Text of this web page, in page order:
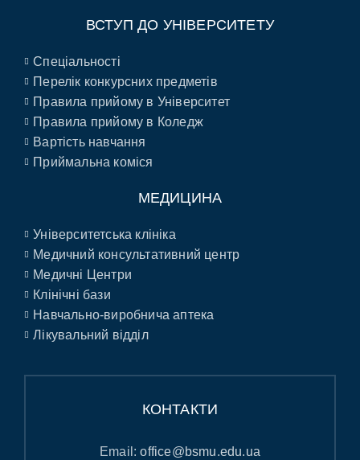
ВСТУП ДО УНІВЕРСИТЕТУ
Спеціальності
Перелік конкурсних предметів
Правила прийому в Університет
Правила прийому в Коледж
Вартість навчання
Приймальна коміся
МЕДИЦИНА
Університетська клініка
Медичний консультативний центр
Медичні Центри
Клінічні бази
Навчально-виробнича аптека
Лікувальний відділ
КОНТАКТИ
Email:office@bsmu.edu.ua